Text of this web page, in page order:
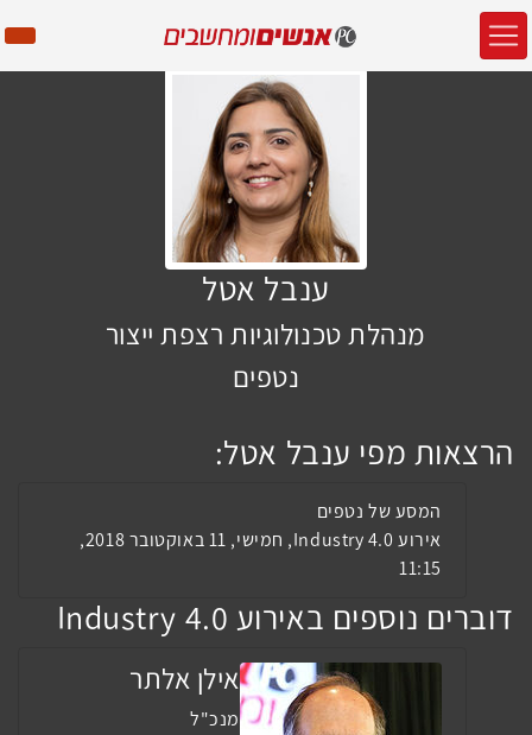
ענבל אטל
מנהלת טכנולוגיות רצפת ייצור
נטפים
הרצאות מפי ענבל אטל:
המסע של נטפים
אירוע Industry 4.0, חמישי, 11 באוקטובר 2018,
11:15
דוברים נוספים באירוע Industry 4.0
אילן אלתר
מנכ"ל